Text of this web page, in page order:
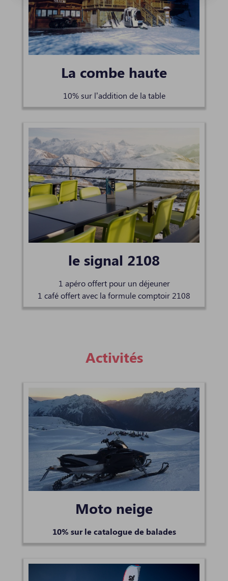
La combe haute
10% sur l’addition de la table
le signal 2108
1 apéro offert pour un déjeuner
1 café offert avec la formule comptoir 2108
Activités
Moto neige
10% sur le catalogue de balades